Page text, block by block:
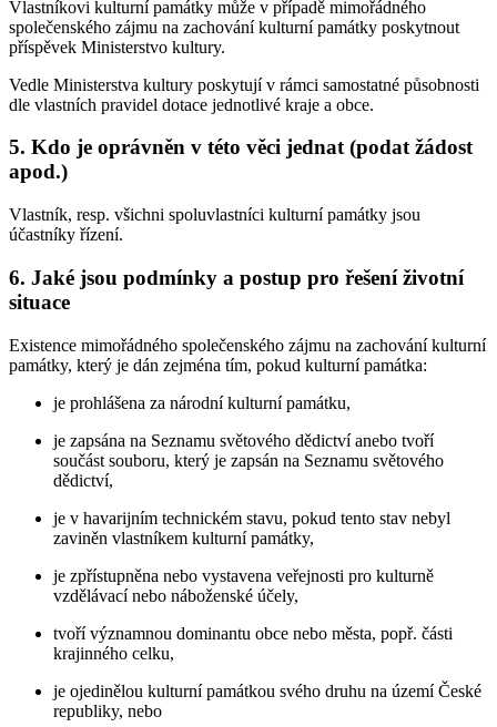
Vlastníkovi kulturní památky může v případě mimořádného
společenského zájmu na zachování kulturní památky poskytnout
příspěvek Ministerstvo kultury.
Vedle Ministerstva kultury poskytují v rámci samostatné působnosti
dle vlastních pravidel dotace jednotlivé kraje a obce.
5. Kdo je oprávněn v této věci jednat (podat žádost
apod.)
Vlastník, resp. všichni spoluvlastníci kulturní památky jsou
účastníky řízení.
6. Jaké jsou podmínky a postup pro řešení životní
situace
Existence mimořádného společenského zájmu na zachování kulturní
památky, který je dán zejména tím, pokud kulturní památka:
je prohlášena za národní kulturní památku,
je zapsána na Seznamu světového dědictví anebo tvoří
součást souboru, který je zapsán na Seznamu světového
dědictví,
je v havarijním technickém stavu, pokud tento stav nebyl
zaviněn vlastníkem kulturní památky,
je zpřístupněna nebo vystavena veřejnosti pro kulturně
vzdělávací nebo náboženské účely,
tvoří významnou dominantu obce nebo města, popř. části
krajinného celku,
je ojedinělou kulturní památkou svého druhu na území České
republiky, nebo